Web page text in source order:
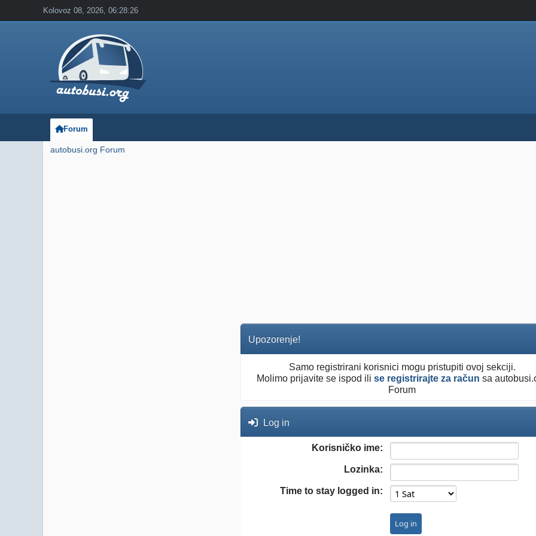
Kolovoz 08, 2026, 06:28:26
Forum
autobusi.org Forum
Upozorenje!
Samo registrirani korisnici mogu pristupiti ovoj sekciji.
Molimo prijavite se ispod ili se registrirajte za račun sa
Forum
Log in
Korisničko ime:
Lozinka:
Time to stay logged in: